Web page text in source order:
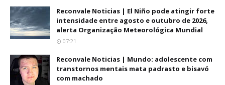
Reconvale Noticias | El Niño pode atingir forte
intensidade entre agosto e outubro de 2026,
alerta Organização Meteorológica Mundial
07:21
Reconvale Noticias | Mundo: adolescente com
transtornos mentais mata padrasto e bisavó
com machado